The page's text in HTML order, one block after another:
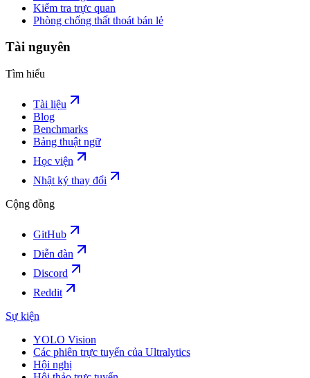
Kiểm tra trực quan
Phòng chống thất thoát bán lẻ
Tài nguyên
Tìm hiểu
Tài liệu
Blog
Benchmarks
Bảng thuật ngữ
Học viện
Nhật ký thay đổi
Cộng đồng
GitHub
Diễn đàn
Discord
Reddit
Sự kiện
YOLO Vision
Các phiên trực tuyến của Ultralytics
Hội nghị